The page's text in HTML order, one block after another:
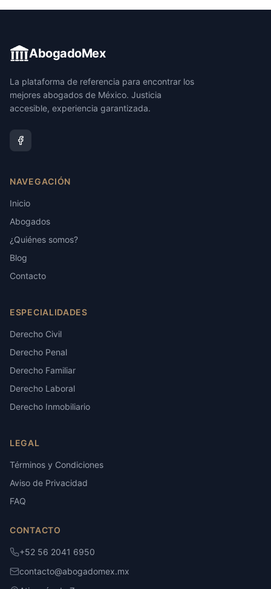
AbogadoMex
La plataforma de referencia para encontrar los
mejores abogados de México. Justicia
accesible, experiencia garantizada.
NAVEGACIÓN
Inicio
Abogados
¿Quiénes somos?
Blog
Contacto
ESPECIALIDADES
Derecho Civil
Derecho Penal
Derecho Familiar
Derecho Laboral
Derecho Inmobiliario
LEGAL
Términos y Condiciones
Aviso de Privacidad
FAQ
CONTACTO
+52 56 2041 6950
contacto@abogadomex.mx